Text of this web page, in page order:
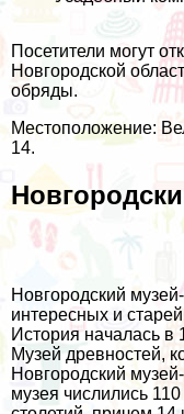
Посетители могут
Новгородской
обряды.
Местоположение:
14.
Новгородский
интересных и
История началась в
Музей древностей,
Новгородский
музея числились